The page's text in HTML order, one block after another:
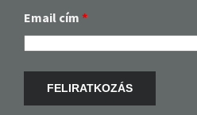
Email cím *